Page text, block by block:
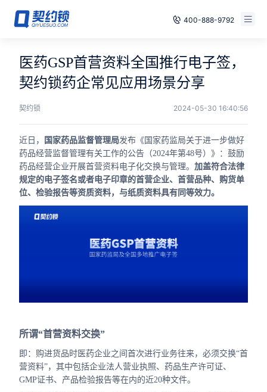
400-888-9792
电子签章
印章管控
数字存档
安全合规
方案
我们
免费试用
已有账号，登录
医药GSP首营资料全国推行电子签，
契约锁药企常见应用场景分享
契约锁 2024-05-30 16:40:56
近日， 国家药品监督管理局发布《国家药监局关于进一步做好
药品经营监督管理有关工作的公告（2024年第48号）》：鼓励
药品经营企业开展首营资料电子化交换与管理。 加盖符合法律
规定的电子签名或者电子印章的首营企业、首营品种、购货单
位、检验报告等资质资料，与纸质资料具有同等效力。
所谓“首营资料交换”
即：购进货品时医药企业之间首次进行业务往来，必须交换“首
营资料”，其中包括企业法人营业执照、药品生产许可证、
GMP证书、产品检验报告等在内的近20种文件。